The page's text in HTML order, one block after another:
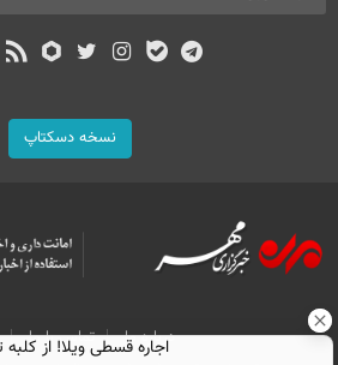
نسخه دسکتاپ
درباره ما تماس با ما